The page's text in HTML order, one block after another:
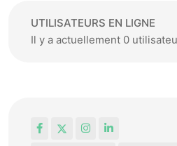
UTILISATEURS EN LIGNE
Il y a actuellement 0
FacebookInstagram
LinkedIn